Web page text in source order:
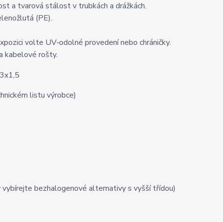
a tvarová stálost v trubkách a drážkách.
(PE).
volte UV‑odolné provedení nebo chráničky.
kabelové rošty.
listu výrobce)
vybírejte bezhalogenové alternativy s vyšší třídou)